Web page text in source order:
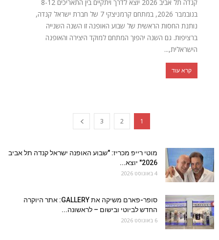
קנדה תל אביב 2026 יוצא לדרך ויתקיים בין התאריכים 8-12
בנובמבר 2026, במתחם קרמניצקי 7 של חברת ישראל קנדה,
נותנת החסות הראשית של שבוע האופנה זו השנה השנייה
ברציפות. גם השנה יהפוך המתחם למוקד היצירה והאופנה
הישראלית,...
קרא עוד
1
2
3
מוטי רייפ מכריז: "שבוע האופנה ישראל קנדה תל אביב
2026" יוצא...
4 באוגוסט 2026
סופר-פארם משיקה את GALLERY: אתר היוקרה
החדש לביוטי ובישום – לראשונה...
6 באוגוסט 2026